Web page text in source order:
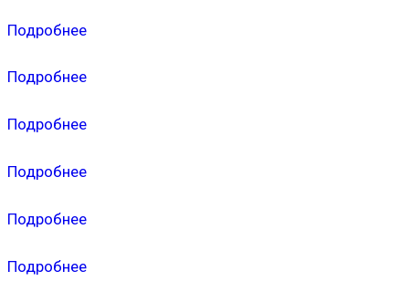
Подробнее
Подробнее
Подробнее
Подробнее
Подробнее
Подробнее